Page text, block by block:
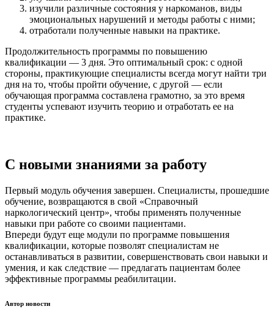
изучили различные состояния у наркоманов, виды
эмоциональных нарушений и методы работы с ними;
отработали полученные навыки на практике.
Продолжительность программы по повышению
квалификации — 3 дня. Это оптимальный срок: с одной
стороны, практикующие специалисты всегда могут найти три
дня на то, чтобы пройти обучение, с другой — если
обучающая программа составлена грамотно, за это время
студенты успевают изучить теорию и отработать ее на
практике.
С новыми знаниями за работу
Первый модуль обучения завершен. Специалисты, прошедшие
обучение, возвращаются в свой «Справочный
наркологический центр», чтобы применять полученные
навыки при работе со своими пациентами.
Впереди будут еще модули по программе повышения
квалификации, которые позволят специалистам не
останавливаться в развитии, совершенствовать свои навыки и
умения, и как следствие — предлагать пациентам более
эффективные программы реабилитации.
Автор новости